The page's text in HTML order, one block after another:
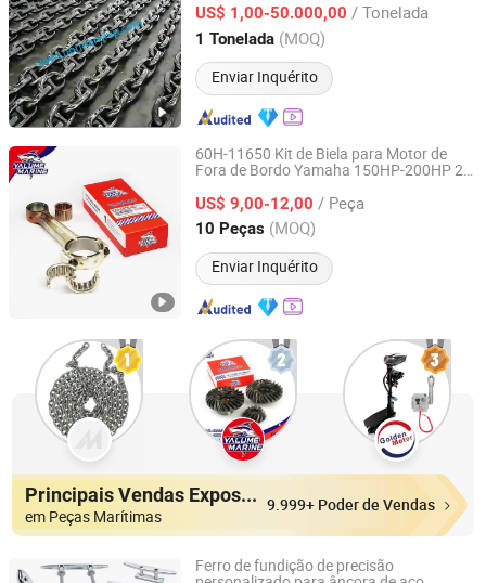
Amarração para Navio Barco
US$ 1,00-50.000,00 / Tonelada
1 Tonelada (MOQ)
Enviar Inquérito
Jiangsu, China Desde 2010
60H-11650 Kit de Biela para Motor de
Fora de Bordo Yamaha 150HP-200HP 2T
93310-32337 93310-836U0 2T
Marítimas OEM
US$ 9,00-12,00 / Peça
10 Peças (MOQ)
Enviar Inquérito
Yarwor (Dalian)Marine Equipment Co.,Ltd.
Liaoning, China Desde 2024
Principais Vendas Expositores
em Peças Marítimas
9.999+ Poder de Vendas
Ferro de fundição de precisão